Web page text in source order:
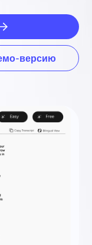
версию